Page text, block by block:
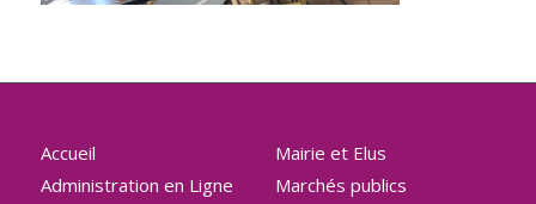
Accueil
Administration en Ligne
Mairie et Elus
Marchés publics